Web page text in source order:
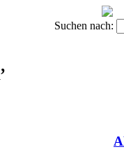
Suchen nach: